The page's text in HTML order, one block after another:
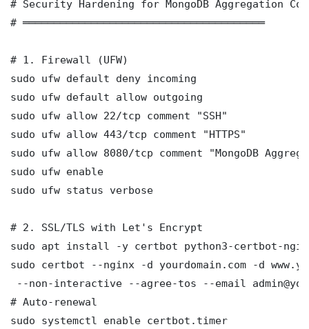
# Security Hardening for MongoDB Aggregation
# ═══════════════════════════════════════
# 1. Firewall (UFW)
sudo ufw default deny incoming
sudo ufw default allow outgoing
sudo ufw allow 22/tcp comment "SSH"
sudo ufw allow 443/tcp comment "HTTPS"
sudo ufw allow 8080/tcp comment "MongoDB
sudo ufw enable
sudo ufw status verbose
# 2. SSL/TLS with Let's Encrypt
sudo apt install -y certbot python3-certbot-
sudo certbot --nginx -d yourdomain.com -d
--non-interactive --agree-tos --email
# Auto-renewal
sudo systemctl enable certbot.timer